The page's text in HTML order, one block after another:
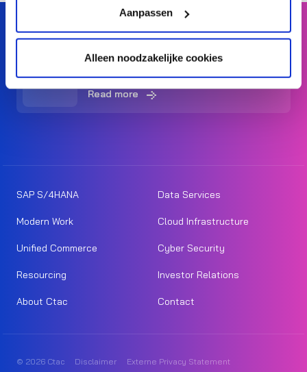
Aanpassen
Alleen noodzakelijke cookies
SIBO Fluidra feels like a fish in water with Precisely
Automate
Read more
SAP S/4HANA Data Services
Modern Work Cloud Infrastructure
Unified Commerce Cyber Security
Resourcing Investor Relations
About Ctac Contact
© 2026 Ctac Disclaimer Externe Privacy Statement